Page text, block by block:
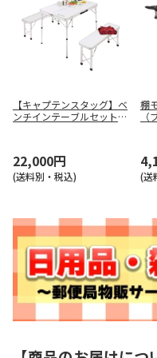
【キャプテンスタッグ】ベ
ンチインテーブルセット
22,000円
(送料別・税込)
棚
(送